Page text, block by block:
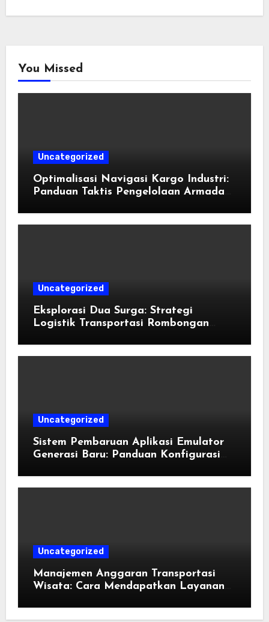
You Missed
Uncategorized
Optimalisasi Navigasi Kargo Industri:
Panduan Taktis Pengelolaan Armada
Uncategorized
Eksplorasi Dua Surga: Strategi
Logistik Transportasi Rombongan
Uncategorized
Sistem Pembaruan Aplikasi Emulator
Generasi Baru: Panduan Konfigurasi
Uncategorized
Manajemen Anggaran Transportasi
Wisata: Cara Mendapatkan Layanan